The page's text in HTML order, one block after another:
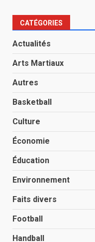
CATÉGORIES
Actualités
Arts Martiaux
Autres
Basketball
Culture
Économie
Éducation
Environnement
Faits divers
Football
Handball